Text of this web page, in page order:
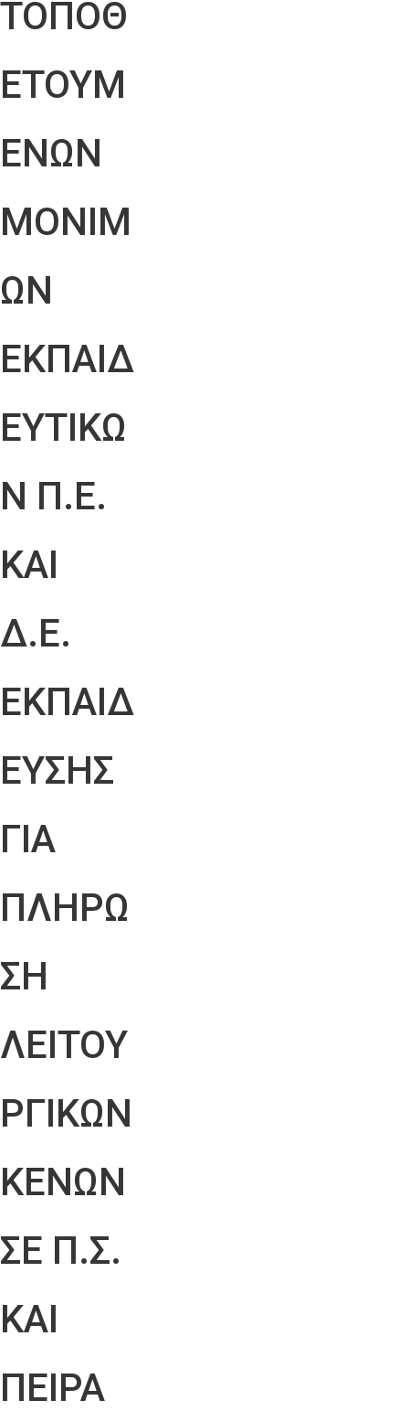
ΤΟΠΟΘ
ΕΤΟΥΜ
ΕΝΩΝ
ΜΟΝΙΜ
ΩΝ
ΕΚΠΑΙΔ
ΕΥΤΙΚΩ
Ν Π.Ε.
ΚΑΙ
Δ.Ε.
ΕΚΠΑΙΔ
ΕΥΣΗΣ
ΓΙΑ
ΠΛΗΡΩ
ΣΗ
ΛΕΙΤΟΥ
ΡΓΙΚΩΝ
ΚΕΝΩΝ
ΣΕ Π.Σ.
ΚΑΙ
ΠΕΙΡΑ